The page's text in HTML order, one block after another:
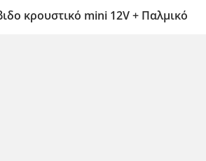
κρουστικό mini 12V + Παλμικό